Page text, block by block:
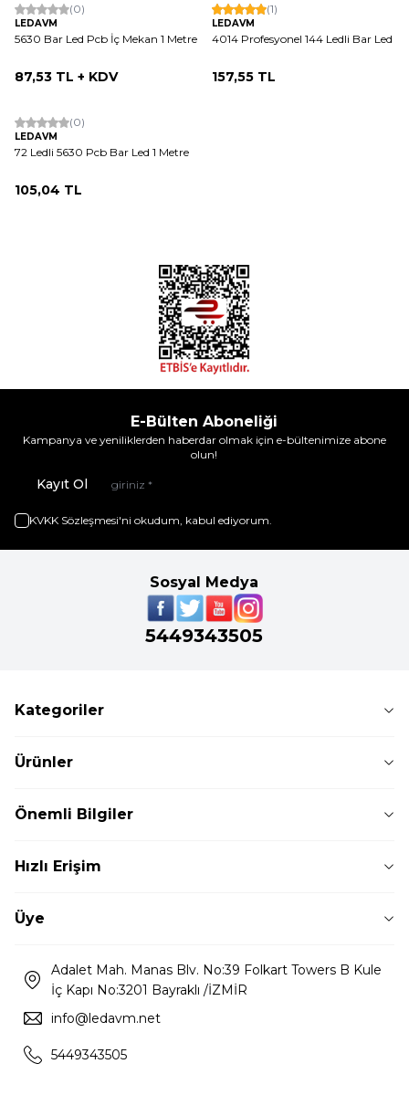
(0)
LEDAVM
5630 Bar Led Pcb İç Mekan 1 Metre
87,53 TL + KDV
(1)
LEDAVM
4014 Profesyonel 144 Ledli Bar Led
157,55 TL
(0)
LEDAVM
72 Ledli 5630 Pcb Bar Led 1 Metre
105,04 TL
E-Bülten Aboneliği
Kampanya ve yeniliklerden haberdar olmak için e-bültenimize abone
olun!
Kayıt Ol
KVKK Sözleşmesi'ni okudum, kabul ediyorum.
Sosyal Medya
5449343505
Kategoriler
Ürünler
Önemli Bilgiler
Hızlı Erişim
Üye
Adalet Mah. Manas Blv. No:39 Folkart Towers B Kule
İç Kapı No:3201 Bayraklı /İZMİR
info@ledavm.net
5449343505